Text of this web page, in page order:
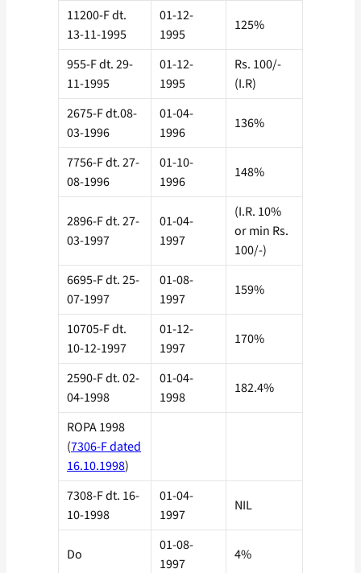
11200-F dt.
13-11-1995
01-12-
1995
125%
955-F dt. 29-
11-1995
01-12-
1995
Rs. 100/-
(I.R)
2675-F dt.08-
03-1996
01-04-
1996
136%
7756-F dt. 27-
08-1996
01-10-
1996
148%
2896-F dt. 27-
03-1997
01-04-
1997
(I.R. 10%
or min Rs.
100/-)
6695-F dt. 25-
07-1997
01-08-
1997
159%
10705-F dt.
10-12-1997
01-12-
1997
170%
2590-F dt. 02-
04-1998
01-04-
1998
182.4%
ROPA 1998
(7306-F dated
16.10.1998)
7308-F dt. 16-
10-1998
01-04-
1997
NIL
Do
01-08-
1997
4%